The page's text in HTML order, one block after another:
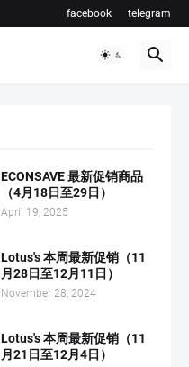
facebook telegram
ECONSAVE 最新促销商品
（4月18日至29日）
April 19, 2025
Lotus's 本周最新促销（11
月28日至12月11日）
November 28, 2024
Lotus's 本周最新促销（11
月21日至12月4日）